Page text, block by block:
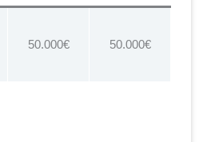
50.000€ 50.000€